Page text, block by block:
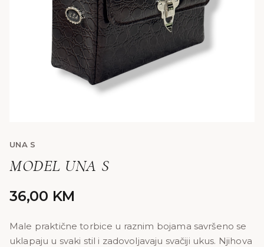
UNA S
MODEL UNA S
36,00 KM
Male praktične torbice u raznim bojama savršeno se
uklapaju u svaki stil i zadovoljavaju svačiji ukus. Njihova